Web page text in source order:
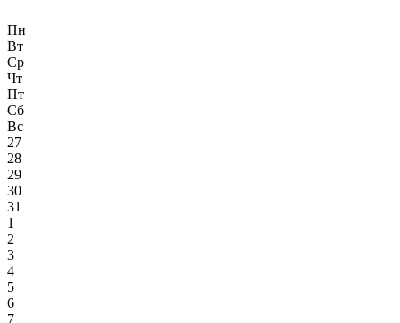
Пн
Вт
Ср
Чт
Пт
Сб
Вс
27
28
29
30
31
1
2
3
4
5
6
7